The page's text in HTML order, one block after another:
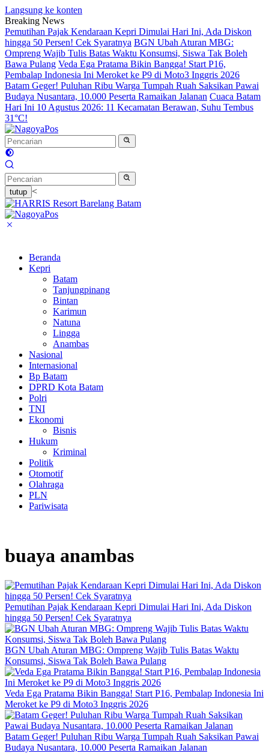
Langsung ke konten
Breaking News
Pemutihan Pajak Kendaraan Kepri Dimulai Hari Ini, Ada Diskon
hingga 50 Persen! Cek Syaratnya BGN Ubah Aturan MBG:
Ompreng Wajib Tulis Batas Waktu Konsumsi, Siswa Tak Boleh
Bawa Pulang Veda Ega Pratama Bikin Bangga! Start P16,
Pembalap Indonesia Ini Meroket ke P9 di Moto3 Inggris 2026
Batam Geger! Puluhan Ribu Warga Tumpah Ruah Saksikan Pawai
Budaya Nusantara, 10.000 Peserta Ramaikan Jalanan Cuaca Batam
Hari Ini 10 Agustus 2026: 11 Kecamatan Berawan, Suhu Tembus
31°C!
tutup <
Beranda
Kepri
Batam
Tanjungpinang
Bintan
Karimun
Natuna
Lingga
Anambas
Nasional
Internasional
Bp Batam
DPRD Kota Batam
Polri
TNI
Ekonomi
Bisnis
Hukum
Kriminal
Politik
Otomotif
Olahraga
PLN
Pariwisata
buaya anambas
Pemutihan Pajak Kendaraan Kepri Dimulai Hari Ini, Ada Diskon
hingga 50 Persen! Cek Syaratnya
BGN Ubah Aturan MBG: Ompreng Wajib Tulis Batas Waktu
Konsumsi, Siswa Tak Boleh Bawa Pulang
Veda Ega Pratama Bikin Bangga! Start P16, Pembalap Indonesia Ini
Meroket ke P9 di Moto3 Inggris 2026
Batam Geger! Puluhan Ribu Warga Tumpah Ruah Saksikan Pawai
Budaya Nusantara, 10.000 Peserta Ramaikan Jalanan